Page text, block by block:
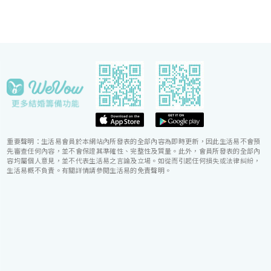
重要聲明：生活易會員於本網站內所發表的全部內容為即時更新，因此生活易不會預
先審查任何內容，並不會保證其準確性、完整性及質量。此外，會員所發表的全部內
容均屬個人意見，並不代表生活易之言論及立場。如從而引起任何損失或法律糾紛，
生活易概不負責。有關詳情請參閱生活易的免責聲明。